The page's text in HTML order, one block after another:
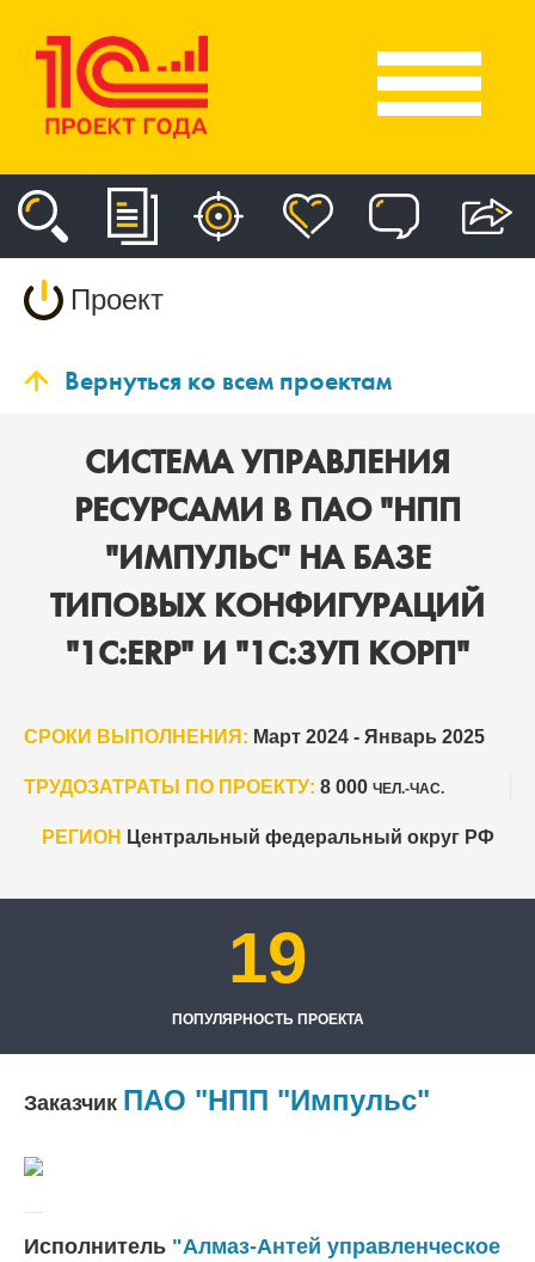
Проект
Вернуться ко всем проектам
СИСТЕМА УПРАВЛЕНИЯ
РЕСУРСАМИ В ПАО "НПП
"ИМПУЛЬС" НА БАЗЕ
ТИПОВЫХ КОНФИГУРАЦИЙ
"1С:ERP" И "1С:ЗУП КОРП"
СРОКИ ВЫПОЛНЕНИЯ: Март 2024 - Январь 2025
ТРУДОЗАТРАТЫ ПО ПРОЕКТУ: 8 000 ЧЕЛ.-ЧАС.
РЕГИОН Центральный федеральный округ РФ
19
ПОПУЛЯРНОСТЬ ПРОЕКТА
Заказчик ПАО "НПП "Импульс"
Исполнитель "Алмаз-Антей управленческое